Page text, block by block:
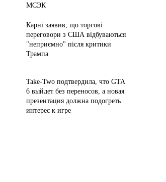
МСЭК
Карні заявив, що торгові
переговори з США відбуваються
"неприємно" після критики
Трампа
Take-Two подтвердила, что GTA
6 выйдет без переносов, а новая
презентация должна подогреть
интерес к игре